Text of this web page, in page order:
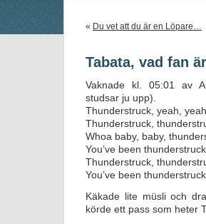
« Du vet att du är en Löpare…
Tabata, vad fan
Vaknade kl. 05:01 av
studsar ju upp).
Thunderstruck, yeah,
Thunderstruck,
Whoa baby, baby,
You’ve been
Thunderstruck,
You’ve been thunderstruck
Käkade lite müsli och
körde ett pass som heter